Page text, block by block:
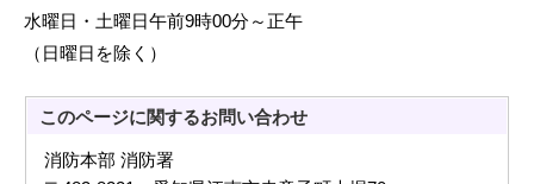
水曜日・土曜日午前9時00分～正午
（日曜日を除く）
このページに関するお問い合わせ
消防本部 消防署